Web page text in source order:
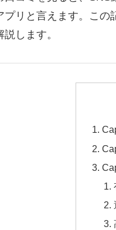
プリと言えます。この
します。